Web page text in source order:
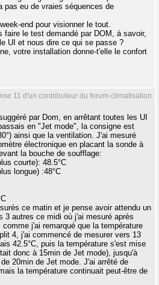
pas eu de vraies séquences de
end pour visionner le tout.
faire le test demandé par DOM, à savoir,
UI et nous dire ce qui se passe ?
votre installation donne-t'elle le confort
11 d'un contributeur du forum-climatisation
par Dom, en arrêtant toutes les UI
en "Jet mode", la consigne est
ainsi que la ventilation. J'ai mesuré
électronique en placant la sonde à
la bouche de soufflage:
courte): 48.5°C
longue) :48°C
ce matin et je pense avoir attendu un
3 autres ce midi où j'ai mesuré après
j'ai remarqué que la température
4, j'ai commencé de mesurer vers 13
42.5°C, puis la température s'est mise
donc à 15min de Jet mode), jusqu'à
20min de Jet mode. J'ai arrêté de
la température continuait peut-être de